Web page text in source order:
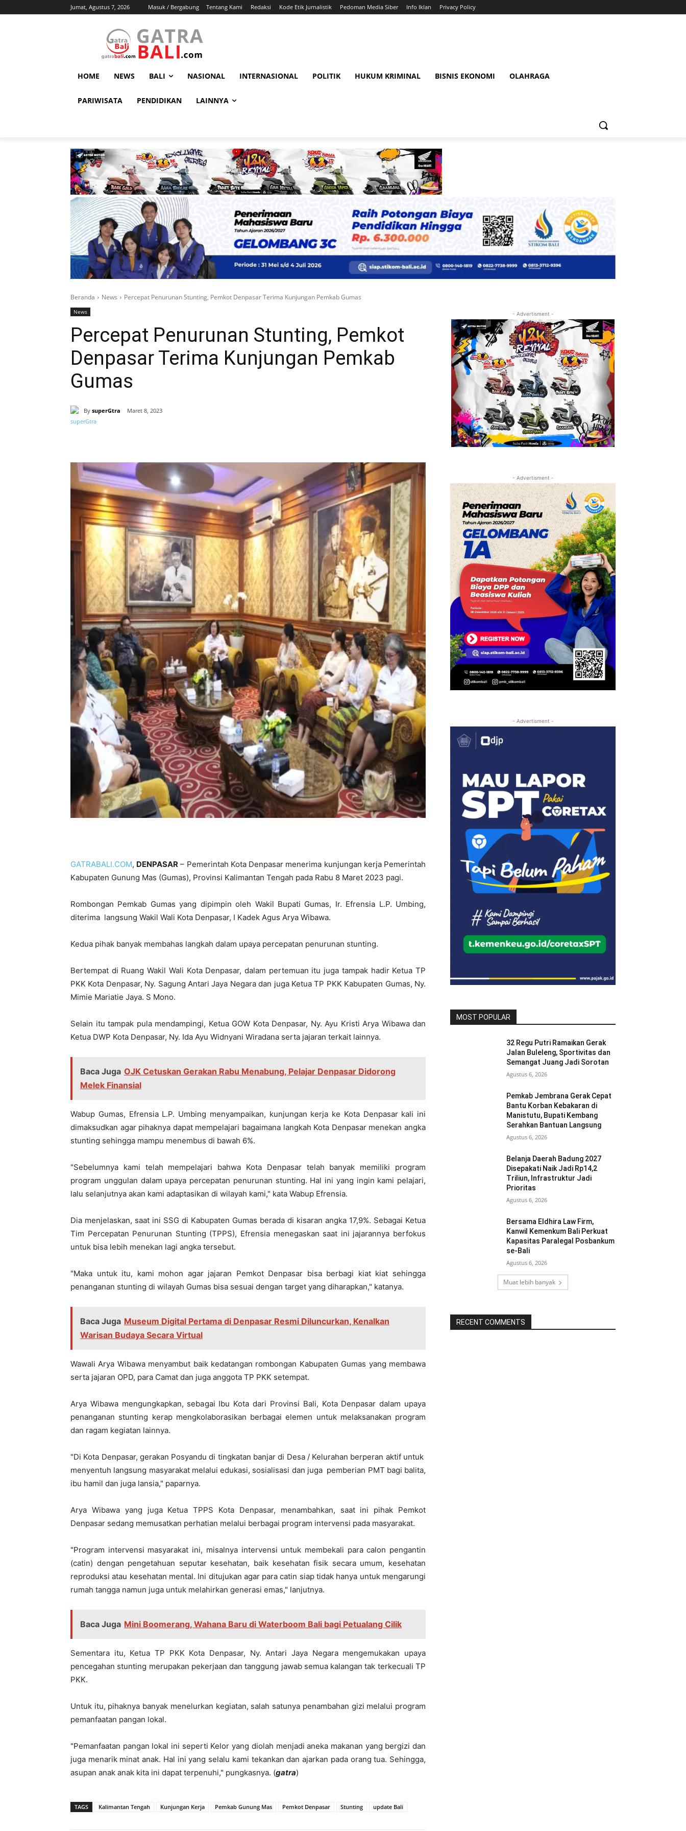
Jumat, Agustus 7, 2026 Masuk / Bergabung Tentang Kami Redaksi Kode Etik Jurnalistik Pedoman Media Siber Info Iklan Privacy Policy
HOME NEWS BALI NASIONAL INTERNASIONAL POLITIK HUKUM KRIMINAL BISNIS EKONOMI OLAHRAGA
PARIWISATA PENDIDIKAN LAINNYA
Beranda News Percepat Penurunan Stunting, Pemkot Denpasar Terima Kunjungan Pemkab Gumas
News
Percepat Penurunan Stunting, Pemkot
Denpasar Terima Kunjungan Pemkab
Gumas
By superGtra Maret 8, 2023
GATRABALI.COM, DENPASAR – Pemerintah Kota Denpasar menerima kunjungan kerja Pemerintah
Kabupaten Gunung Mas (Gumas), Provinsi Kalimantan Tengah pada Rabu 8 Maret 2023 pagi.
Rombongan Pemkab Gumas yang dipimpin oleh Wakil Bupati Gumas, Ir. Efrensia L.P. Umbing,
diterima langsung Wakil Wali Kota Denpasar, I Kadek Agus Arya Wibawa.
Kedua pihak banyak membahas langkah dalam upaya percepatan penurunan stunting.
Bertempat di Ruang Wakil Wali Kota Denpasar, dalam pertemuan itu juga tampak hadir Ketua TP
PKK Kota Denpasar, Ny. Sagung Antari Jaya Negara dan juga Ketua TP PKK Kabupaten Gumas, Ny.
Mimie Mariatie Jaya. S Mono.
Selain itu tampak pula mendampingi, Ketua GOW Kota Denpasar, Ny. Ayu Kristi Arya Wibawa dan
Ketua DWP Kota Denpasar, Ny. Ida Ayu Widnyani Wiradana serta jajaran terkait lainnya.
Baca Juga OJK Cetuskan Gerakan Rabu Menabung, Pelajar Denpasar Didorong
Melek Finansial
Wabup Gumas, Efrensia L.P. Umbing menyampaikan, kunjungan kerja ke Kota Denpasar kali ini
dimaksudkan agar pihaknya dapat mempelajari bagaimana langkah Kota Denpasar menekan angka
stunting sehingga mampu menembus di bawah 6%.
"Sebelumnya kami telah mempelajari bahwa Kota Denpasar telah banyak memiliki program
program unggulan dalam upaya percepatan penurunan stunting. Hal ini yang ingin kami pelajari,
lalu selanjutnya akan kami adaptasikan di wilayah kami," kata Wabup Efrensia.
Dia menjelaskan, saat ini SSG di Kabupaten Gumas berada di kisaran angka 17,9%. Sebagai Ketua
Tim Percepatan Penurunan Stunting (TPPS), Efrensia menegaskan saat ini jajarannya berfokus
untuk bisa lebih menekan lagi angka tersebut.
"Maka untuk itu, kami mohon agar jajaran Pemkot Denpasar bisa berbagi kiat kiat sehingga
penanganan stunting di wilayah Gumas bisa sesuai dengan target yang diharapkan," katanya.
Baca Juga Museum Digital Pertama di Denpasar Resmi Diluncurkan, Kenalkan
Warisan Budaya Secara Virtual
Wawali Arya Wibawa menyambut baik kedatangan rombongan Kabupaten Gumas yang membawa
serta jajaran OPD, para Camat dan juga anggota TP PKK setempat.
Arya Wibawa mengungkapkan, sebagai Ibu Kota dari Provinsi Bali, Kota Denpasar dalam upaya
penanganan stunting kerap mengkolaborasikan berbagai elemen untuk melaksanakan program
dan ragam kegiatan lainnya.
"Di Kota Denpasar, gerakan Posyandu di tingkatan banjar di Desa / Kelurahan berperan aktif untuk
menyentuh langsung masyarakat melalui edukasi, sosialisasi dan juga pemberian PMT bagi balita,
ibu hamil dan juga lansia," paparnya.
Arya Wibawa yang juga Ketua TPPS Kota Denpasar, menambahkan, saat ini pihak Pemkot
Denpasar sedang memusatkan perhatian melalui berbagai program intervensi pada masyarakat.
"Program intervensi masyarakat ini, misalnya intervensi untuk membekali para calon pengantin
(catin) dengan pengetahuan seputar kesehatan, baik kesehatan fisik secara umum, kesehatan
reproduksi atau kesehatan mental. Ini ditujukan agar para catin siap tidak hanya untuk mengarungi
rumah tangga namun juga untuk melahirkan generasi emas," lanjutnya.
Baca Juga Mini Boomerang, Wahana Baru di Waterboom Bali bagi Petualang Cilik
Sementara itu, Ketua TP PKK Kota Denpasar, Ny. Antari Jaya Negara mengemukakan upaya
pencegahan stunting merupakan pekerjaan dan tanggung jawab semua kalangan tak terkecuali TP
PKK.
Untuk itu, pihaknya banyak menelurkan kegiatan, salah satunya penambahan gizi melalui program
pemanfaatan pangan lokal.
"Pemanfaatan pangan lokal ini seperti Kelor yang diolah menjadi aneka makanan yang bergizi dan
juga menarik minat anak. Hal ini yang selalu kami tekankan dan ajarkan pada orang tua. Sehingga,
asupan anak anak kita ini dapat terpenuhi," pungkasnya. (gatra)
TAGS Kalimantan Tengah Kunjungan Kerja Pemkab Gunung Mas Pemkot Denpasar Stunting update Bali
- Advertisment -
- Advertisment -
- Advertisment -
MOST POPULAR
32 Regu Putri Ramaikan Gerak
Jalan Buleleng, Sportivitas dan
Semangat Juang Jadi Sorotan
Agustus 6, 2026
Pemkab Jembrana Gerak Cepat
Bantu Korban Kebakaran di
Manistutu, Bupati Kembang
Serahkan Bantuan Langsung
Agustus 6, 2026
Belanja Daerah Badung 2027
Disepakati Naik Jadi Rp14,2
Triliun, Infrastruktur Jadi
Prioritas
Agustus 6, 2026
Bersama Eldhira Law Firm,
Kanwil Kemenkum Bali Perkuat
Kapasitas Paralegal Posbankum
se-Bali
Agustus 6, 2026
Muat lebih banyak
RECENT COMMENTS